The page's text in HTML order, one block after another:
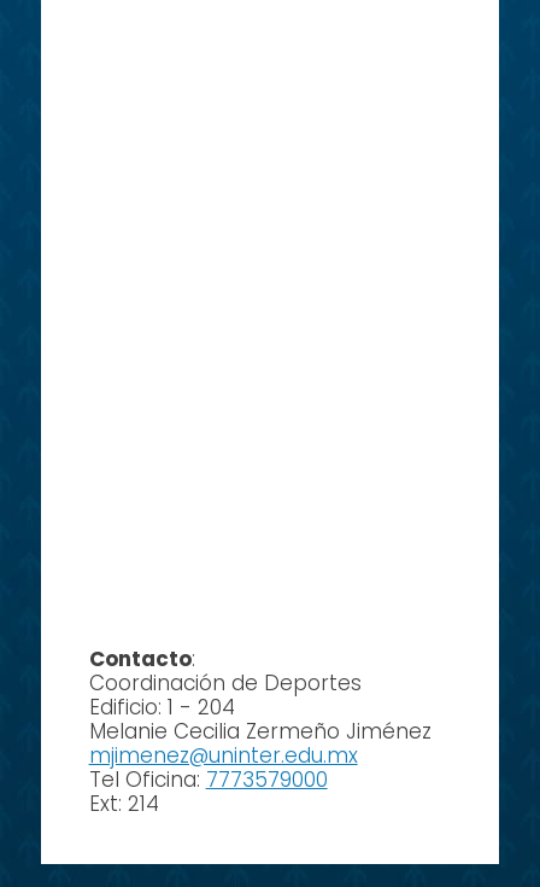
Contacto:
Coordinación de Deportes
Edificio: 1 - 204
Melanie Cecilia Zermeño Jiménez
mjimenez@uninter.edu.mx
Tel Oficina: 7773579000
Ext: 214